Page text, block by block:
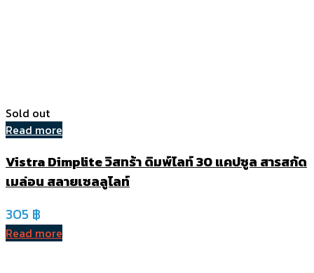
Sold out
Read more
Vistra Dimplite วิสทร้า ดิมพ์ไลท์ 30 แคปซูล สารสกัด
เมล่อน สลายเซลลูไลท์
305 ฿
Read more